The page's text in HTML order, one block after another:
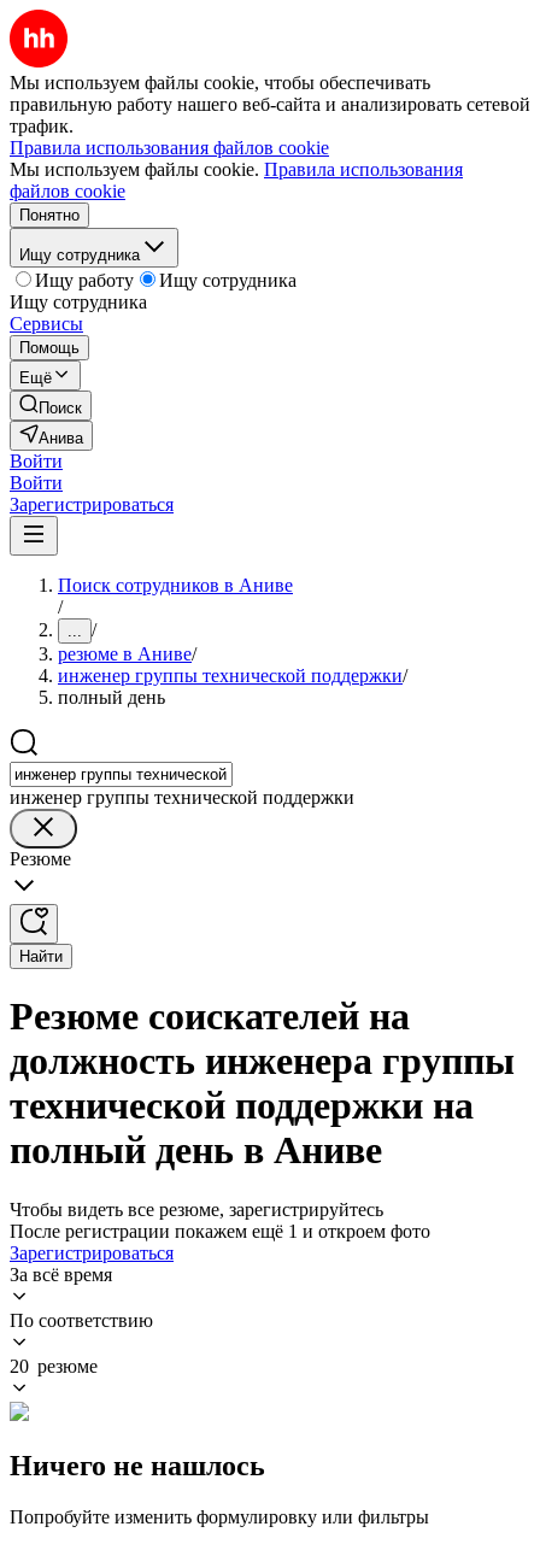
Мы используем файлы cookie, чтобы обеспечивать
правильную работу нашего веб-сайта и анализировать сетевой
трафик.
Правила использования файлов cookie
Мы используем файлы cookie. Правила использования
файлов cookie
Понятно
Ищу сотрудника
Ищу работу
Ищу сотрудника
Ищу сотрудника
Сервисы
Помощь
Ещё
Поиск
Анива
Войти
Войти
Зарегистрироваться
Поиск сотрудников в Аниве
/
... /
резюме в Аниве/
инженер группы технической поддержки/
полный день
инженер группы технической поддержки
Резюме
Найти
Резюме соискателей на
должность инженера группы
технической поддержки на
полный день в Аниве
Чтобы видеть все резюме, зарегистрируйтесь
После регистрации покажем ещё 1 и откроем фото
Зарегистрироваться
За всё время
По соответствию
20 резюме
Ничего не нашлось
Попробуйте изменить формулировку или фильтры